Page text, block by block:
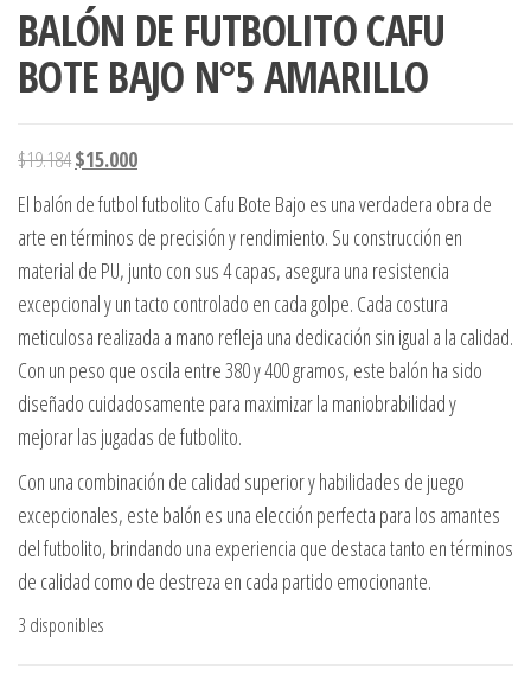
BALÓN DE FUTBOLITO CAFU
BOTE BAJO N°5 AMARILLO
$19.184El precio original era: $19.184.
$15.000El precio actual es: $15.000.
El balón de futbol futbolito Cafu Bote Bajo es una verdadera obra de
arte en términos de precisión y rendimiento. Su construcción en
material de PU, junto con sus 4 capas, asegura una resistencia
excepcional y un tacto controlado en cada golpe. Cada costura
meticulosa realizada a mano refleja una dedicación sin igual a la calidad.
Con un peso que oscila entre 380 y 400 gramos, este balón ha sido
diseñado cuidadosamente para maximizar la maniobrabilidad y
mejorar las jugadas de futbolito.
Con una combinación de calidad superior y habilidades de juego
excepcionales, este balón es una elección perfecta para los amantes
del futbolito, brindando una experiencia que destaca tanto en términos
de calidad como de destreza en cada partido emocionante.
3 disponibles